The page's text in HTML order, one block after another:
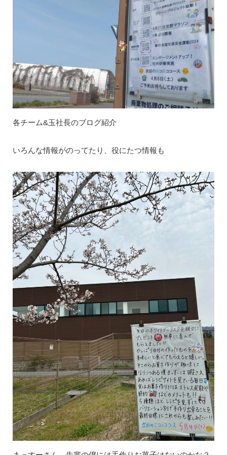
各チーム&玉社長のブログ紹介
いろんな情報がのってたり、役にたつ情報も